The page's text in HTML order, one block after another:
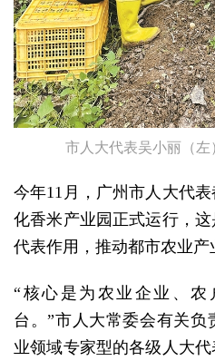
市人大代表吴小丽（左
今年11月，广州市人大代
化香米产业园正式运行，
代表作用，推动都市农业产
“核心是为农业企业、
台。”市人大常委会有关
业领域专家型的各级人大